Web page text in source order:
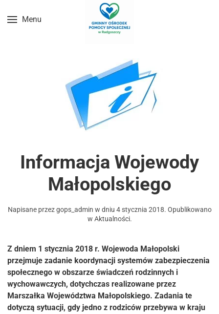
Przejdź do treści głównej
Menu
Informacja Wojewody
Małopolskiego
Napisane przezgops_admin w dniu 4 stycznia 2018. Opublikowano
w Aktualności.
Z dniem 1 stycznia 2018 r. Wojewoda Małopolski
przejmuje zadanie koordynacji systemów zabezpieczenia
społecznego w obszarze świadczeń rodzinnych i
wychowawczych, dotychczas realizowane przez
Marszałka Województwa Małopolskiego. Zadania te
dotyczą sytuacji, gdy jedno z rodziców przebywa w kraju